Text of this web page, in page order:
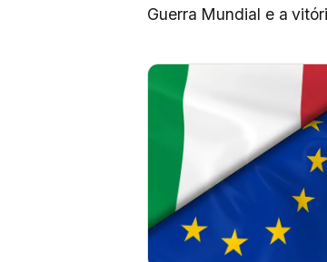
Guerra Mundial e a